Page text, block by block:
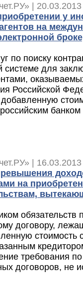
|
у
на
по поиску
системе для
Российской
банком
|
на
договору,
требования
договоров, не